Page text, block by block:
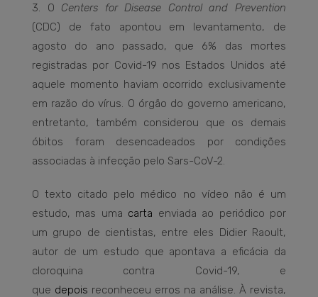
3. O Centers for Disease Control and Prevention
(CDC) de fato apontou em levantamento, de
agosto do ano passado, que 6% das mortes
registradas por Covid-19 nos Estados Unidos até
aquele momento haviam ocorrido exclusivamente
em razão do vírus. O órgão do governo americano,
entretanto, também considerou que os demais
óbitos foram desencadeados por condições
associadas à infecção pelo Sars-CoV-2.
O texto citado pelo médico no vídeo não é um
estudo, mas uma carta enviada ao periódico por
um grupo de cientistas, entre eles Didier Raoult,
autor de um estudo que apontava a eficácia da
cloroquina contra Covid-19, e
que depois reconheceu erros na análise. À revista,